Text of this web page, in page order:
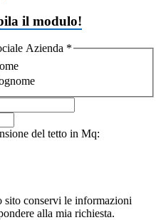
il modulo!
Azienda *
del tetto in Mq:
sito conservi le informazioni
alla mia richiesta.